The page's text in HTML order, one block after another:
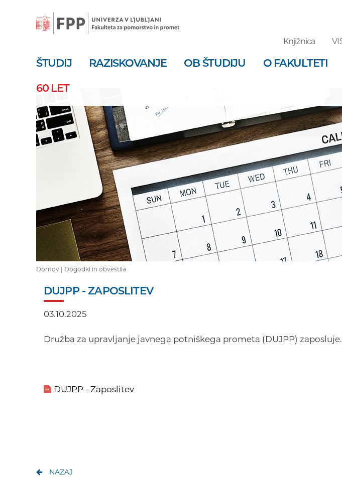
vsebino
Knjižnica
ŠTUDIJ RAZISKOVANJE OB ŠTUDIJU O FAKULTETI
60 LET
Domov | Dogodki in obvestila
DUJPP - ZAPOSLITEV
03.10.2025
Družba za upravljanje javnega potniškega prometa (DUJPP)
DUJPP - Zaposlitev
NAZAJ